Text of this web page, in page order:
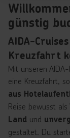
günstig
AIDA-
Kreuzfahrt
Mit unseren
eine Kreuzfahrt,
aus
Reise bewusst als
Land und
gestaltet. Du